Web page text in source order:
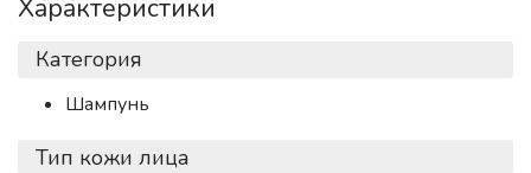
Характеристики
Категория
Шампунь
Тип кожи лица